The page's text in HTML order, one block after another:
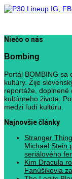
Niečo o nás
Bombing
Portál BOMBING sa
kultúry. Žije
reportáže, doplnené
kultúrneho života.
medzi ľudí kultúru.
Najnovšie články
Stranger
Michael Stein
seriálového
Kim Dracula
Fanúšikovia